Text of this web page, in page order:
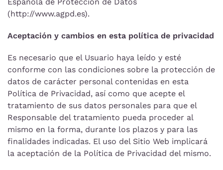
(http://www.agpd.es).
Aceptación y cambios en esta política de privacidad
Es necesario que el Usuario haya leído y esté
conforme con las condiciones sobre la protección de
datos de carácter personal contenidas en esta
Política de Privacidad, así como que acepte el
tratamiento de sus datos personales para que el
Responsable del tratamiento pueda proceder al
mismo en la forma, durante los plazos y para las
finalidades indicadas. El uso del Sitio Web implicará
la aceptación de la Política de Privacidad del mismo.